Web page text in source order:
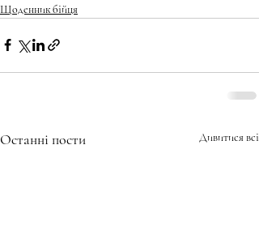
Щоденник бійця
Останні пости Дивитися всі